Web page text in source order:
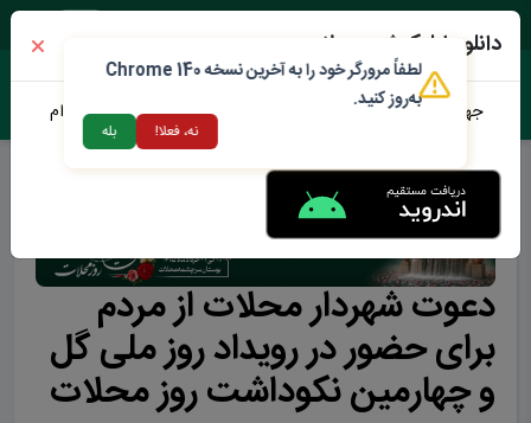
دعوت شهردار محلات از مردم
برای حضور در رویداد روز ملی گل
و چهارمین نکوداشت روز محلات
دانلود اپلیکیشن محلات من
جهت دانلود نرم افزار محلات من می توانید از طریق لینک زیر اقدام
لطفاً مرورگر خود را به آخرین نسخه Chrome 140
به‌روز کنید.
نه، فعلا! بله